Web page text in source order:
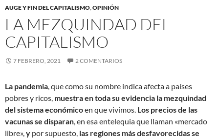
AUGE Y FIN DEL CAPITALISMO,OPINIÓN
LA MEZQUINDAD DEL
CAPITALISMO
7 FEBRERO, 2021 2 COMENTARIOS
La pandemia , que como su nombre indica afecta a países
pobres y ricos, muestra en toda su evidencia la mezquindad
del sistema económicoen que vivimos. Los precios de las
vacunas se disparan , en esa entelequia que llaman «mercado
libre», y por supuesto, las regiones más desfavorecidas se